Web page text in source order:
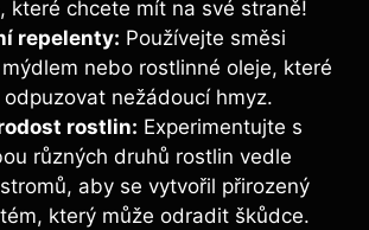
které chcete mít na své straně!
repelenty: Používejte směsi
nebo rostlinné oleje, které
odpuzovat nežádoucí hmyz.
rostlin: Experimentujte s
různých druhů rostlin vedle
aby se vytvořil přirozený
který může odradit škůdce.